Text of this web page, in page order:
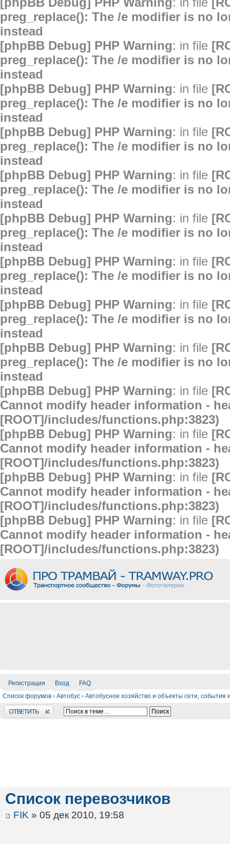
preg_replace(): The /e modifier is no
instead
[phpBB Debug] PHP Warning: in file
preg_replace(): The /e modifier is no
instead
[phpBB Debug] PHP Warning: in file
preg_replace(): The /e modifier is no
instead
[phpBB Debug] PHP Warning: in file
preg_replace(): The /e modifier is no
instead
[phpBB Debug] PHP Warning: in file
preg_replace(): The /e modifier is no
instead
[phpBB Debug] PHP Warning: in file
preg_replace(): The /e modifier is no
instead
[phpBB Debug] PHP Warning: in file
preg_replace(): The /e modifier is no
instead
[phpBB Debug] PHP Warning: in file
preg_replace(): The /e modifier is no
instead
[phpBB Debug] PHP Warning: in file
preg_replace(): The /e modifier is no
instead
[phpBB Debug] PHP Warning: in file
Cannot modify header information -
[ROOT]/includes/functions.php:3823)
[phpBB Debug] PHP Warning: in file
Cannot modify header information -
[ROOT]/includes/functions.php:3823)
[phpBB Debug] PHP Warning: in file
Cannot modify header information -
[ROOT]/includes/functions.php:3823)
[phpBB Debug] PHP Warning: in file
Cannot modify header information -
[ROOT]/includes/functions.php:3823)
Регистрация Вход
FAQ
Список форумов › Автобус › Автобусное хозяйство и объекты сети, события
Ответить
Список перевозчиков
FIK » 05 дек 2010, 19:58